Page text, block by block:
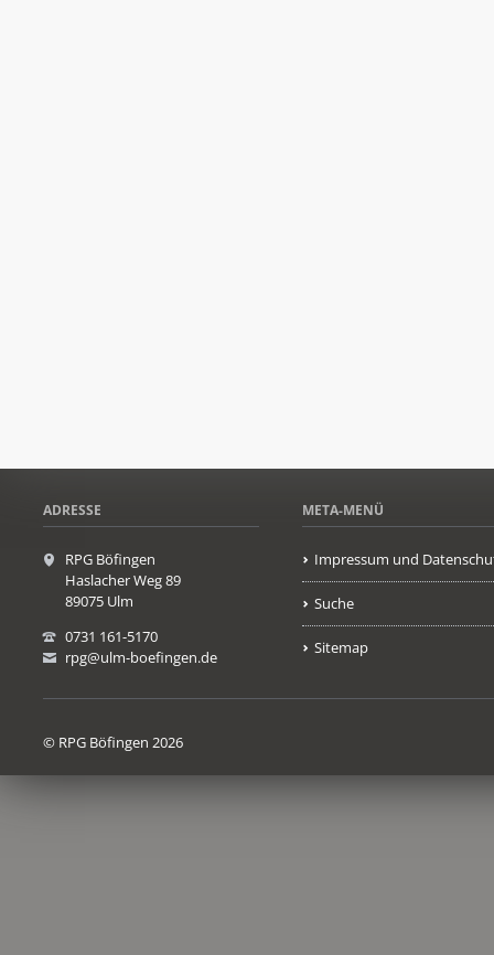
ADRESSE
RPG Böfingen
Haslacher Weg 89
89075 Ulm
0731 161-5170
rpg@ulm-boefingen.de
META-MENÜ
Impressum und
Suche
Sitemap
© RPG Böfingen 2026